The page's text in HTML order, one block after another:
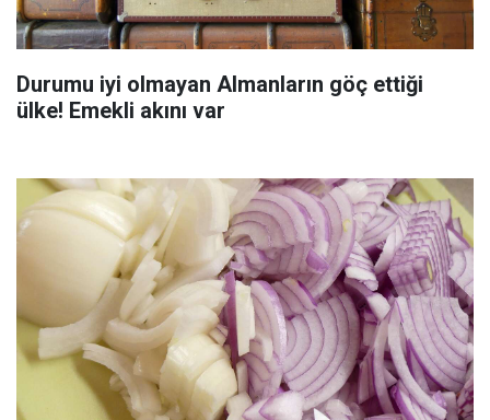
Durumu iyi olmayan Almanların göç ettiği
ülke! Emekli akını var